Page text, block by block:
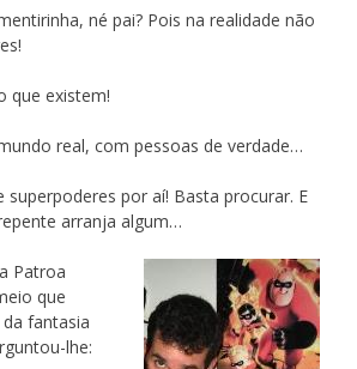
né pai? Pois na realidade não
que existem!
real, com pessoas de verdade…
superpoderes por aí! Basta procurar. E
arranja algum…
Patroa
que
fantasia
lhe: